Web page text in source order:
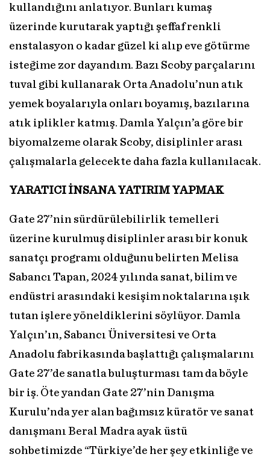
kullandığını anlatıyor. Bunları kumaş
üzerinde kurutarak yaptığı şeffaf renkli
enstalasyon o kadar güzel ki alıp eve götürme
isteğime zor dayandım. Bazı Scoby parçalarını
tuval gibi kullanarak Orta Anadolu’nun atık
yemek boyalarıyla onları boyamış, bazılarına
atık iplikler katmış. Damla Yalçın’a göre bir
biyomalzeme olarak Scoby, disiplinler arası
çalışmalarla gelecekte daha fazla kullanılacak.
YARATICI İNSANA YATIRIM YAPMAK
Gate 27’nin sürdürülebilirlik temelleri
üzerine kurulmuş disiplinler arası bir konuk
sanatçı programı olduğunu belirten Melisa
Sabancı Tapan, 2024 yılında sanat, bilim ve
endüstri arasındaki kesişim noktalarına ışık
tutan işlere yöneldiklerini söylüyor. Damla
Yalçın’ın, Sabancı Üniversitesi ve Orta
Anadolu fabrikasında başlattığı çalışmalarını
Gate 27’de sanatla buluşturması tam da böyle
bir iş. Öte yandan Gate 27’nin Danışma
Kurulu’nda yer alan bağımsız küratör ve sanat
danışmanı Beral Madra ayak üstü
sohbetimizde “Türkiye’de her şey etkinliğe ve